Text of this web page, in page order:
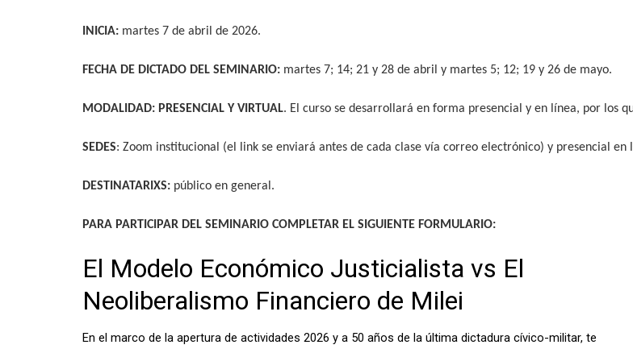
INICIA: martes 7 de abril de 2026.
FECHA DE DICTADO DEL SEMINARIO: martes 7; 14; 21 y 28 de abril y martes 5; 12; 19 y 26 de mayo.
MODALIDAD: PRESENCIAL Y VIRTUAL. El curso se desarrollará en forma presencial y en línea, por los
SEDES: Zoom institucional (el link se enviará antes de cada clase vía correo electrónico) y presencial en
DESTINATARIXS: público en general.
PARA PARTICIPAR DEL SEMINARIO COMPLETAR EL SIGUIENTE FORMULARIO: